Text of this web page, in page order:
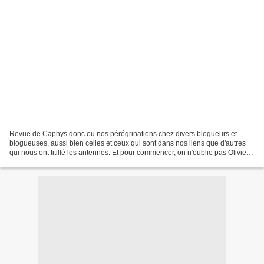
Revue de Caphys donc ou nos pérégrinations chez divers blogueurs et
blogueuses, aussi bien celles et ceux qui sont dans nos liens que d'autres
qui nous ont titillé les antennes. Et pour commencer, on n'oublie pas Olivier